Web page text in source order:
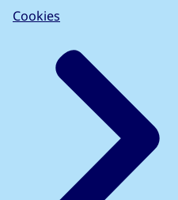
Cookies